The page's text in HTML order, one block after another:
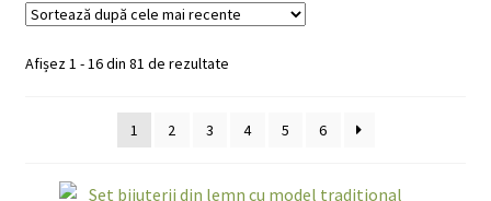
Afișez 1 - 16 din 81 de rezultateSortat
mai
1 2 3 4 5 6